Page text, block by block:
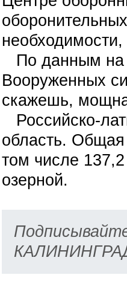
По данным на
Вооруженных
скажешь,
Российско-
область. Общая
том числе
озерной.